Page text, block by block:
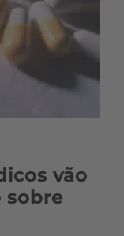
vão
sobre